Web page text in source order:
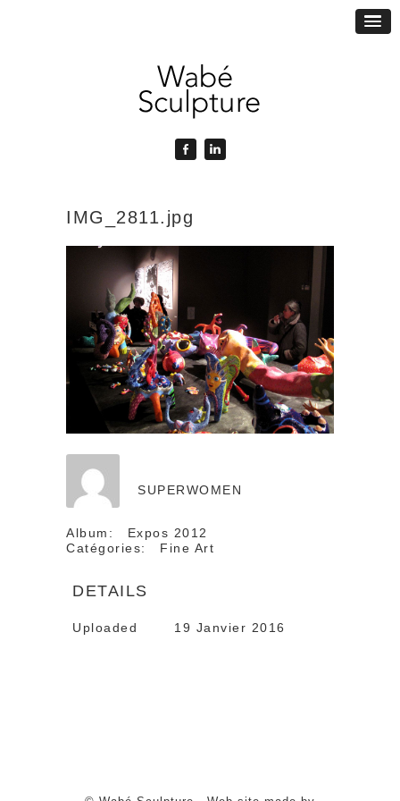
IMG_2811.jpg
SUPERWOMEN
Album:
Expos 2012
Catégories:
Fine Art
DETAILS
Uploaded 19 Janvier 2016